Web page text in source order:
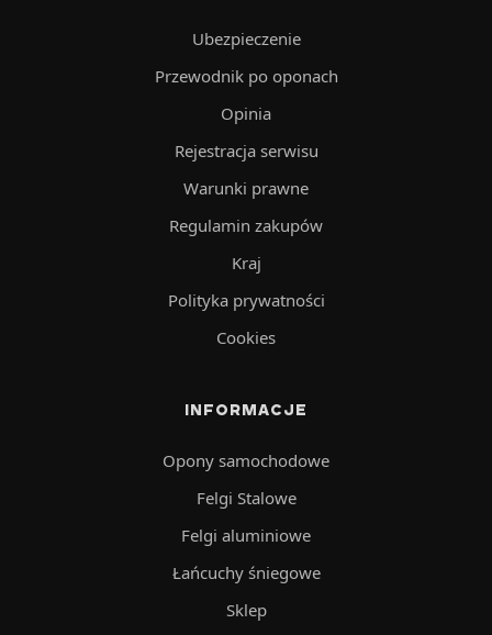
Ubezpieczenie
Przewodnik po oponach
Opinia
Rejestracja serwisu
Warunki prawne
Regulamin zakupów
Kraj
Polityka prywatności
Cookies
INFORMACJE
Opony samochodowe
Felgi Stalowe
Felgi aluminiowe
Łańcuchy śniegowe
Sklep